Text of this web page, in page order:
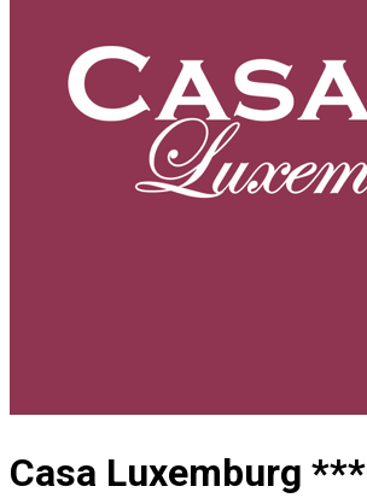
Casa Luxemburg ***